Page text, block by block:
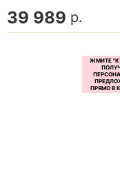
39 989 р.